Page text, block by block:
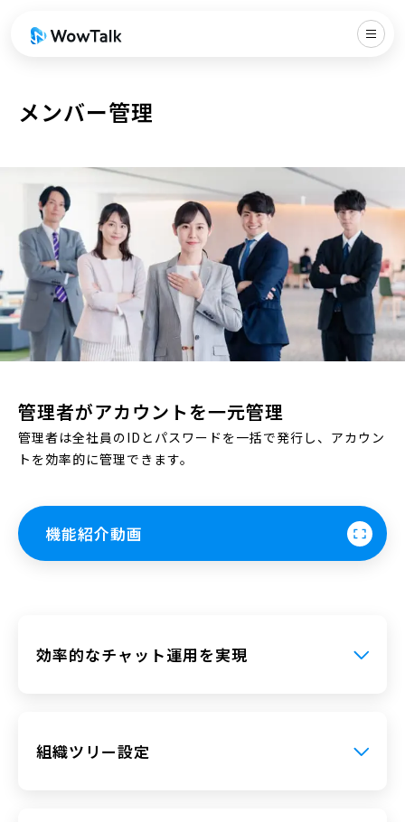
メンバー管理
管理者がアカウントを一元管理
管理者は全社員のIDとパスワードを一括で発行し、アカウン
トを効率的に管理できます。
機能紹介動画
効率的なチャット運用を実現
組織ツリー設定